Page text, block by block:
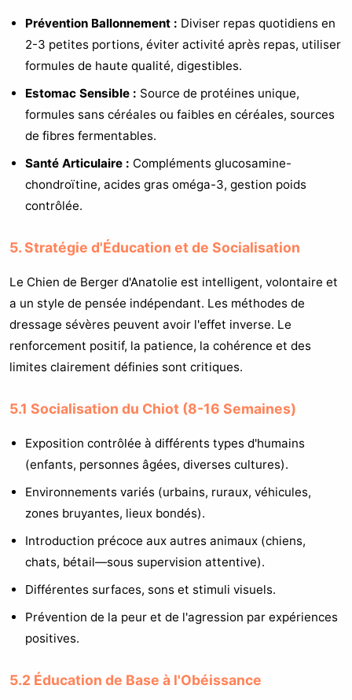
Prévention Ballonnement : Diviser repas quotidiens en
2-3 petites portions, éviter activité après repas, utiliser
formules de haute qualité, digestibles.
Estomac Sensible : Source de protéines unique,
formules sans céréales ou faibles en céréales, sources
de fibres fermentables.
Santé Articulaire : Compléments glucosamine-
chondroïtine, acides gras oméga-3, gestion poids
contrôlée.
5. Stratégie d'Éducation et de Socialisation
Le Chien de Berger d'Anatolie est intelligent, volontaire et
a un style de pensée indépendant. Les méthodes de
dressage sévères peuvent avoir l'effet inverse. Le
renforcement positif, la patience, la cohérence et des
limites clairement définies sont critiques.
5.1 Socialisation du Chiot (8-16 Semaines)
Exposition contrôlée à différents types d'humains
(enfants, personnes âgées, diverses cultures).
Environnements variés (urbains, ruraux, véhicules,
zones bruyantes, lieux bondés).
Introduction précoce aux autres animaux (chiens,
chats, bétail—sous supervision attentive).
Différentes surfaces, sons et stimuli visuels.
Prévention de la peur et de l'agression par expériences
positives.
5.2 Éducation de Base à l'Obéissance